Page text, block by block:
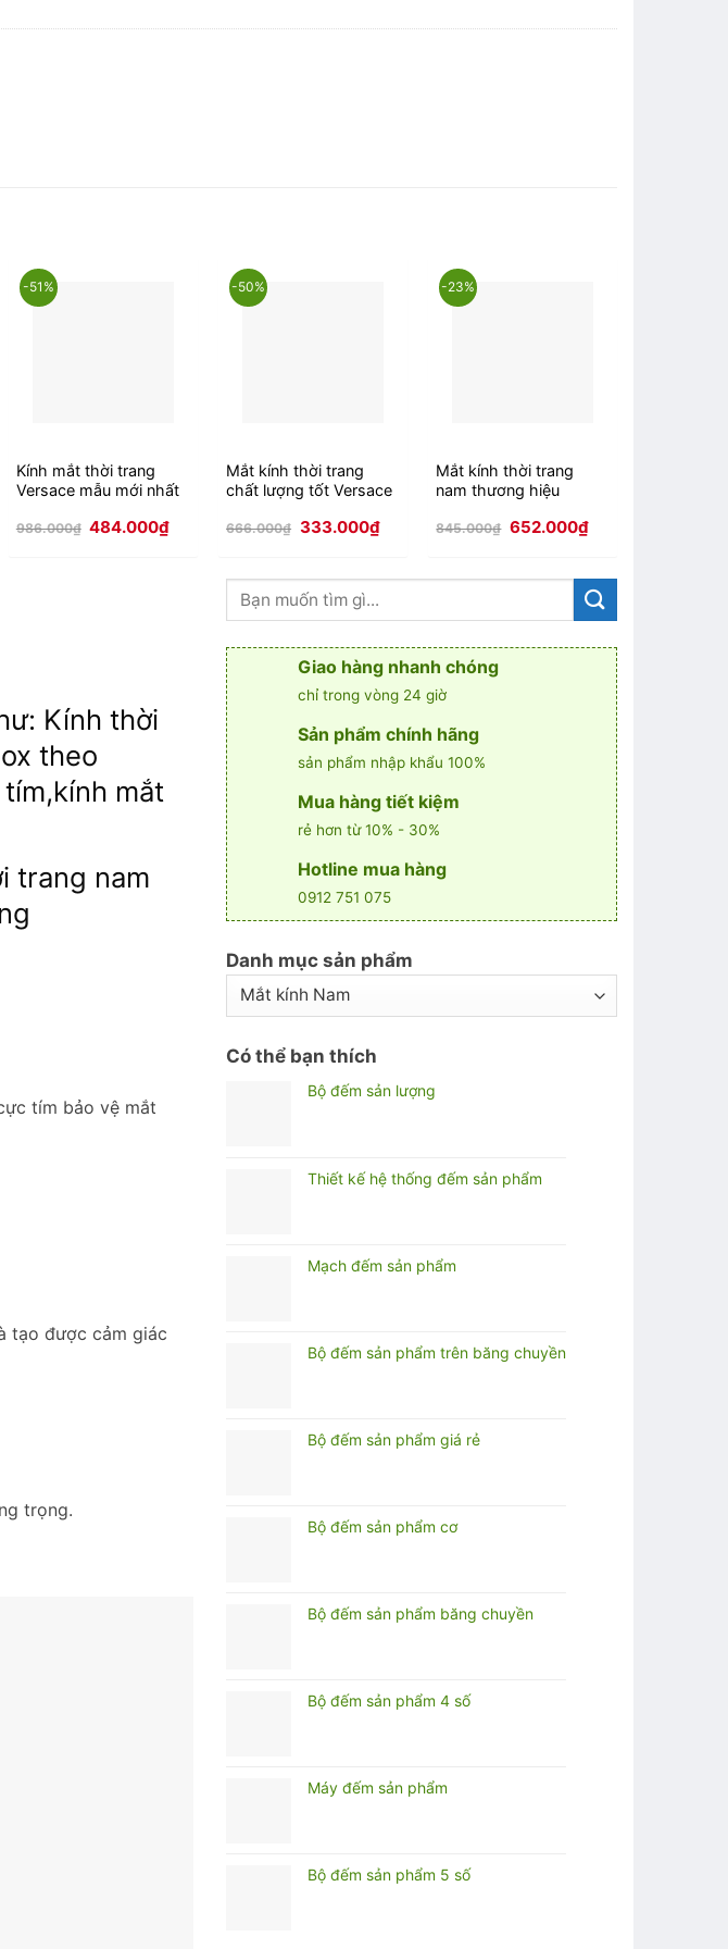
-51%
Kính mắt thời trang
Versace mẫu mới nhất
986.000₫ Giá
gốc
484.000₫Giá
484.000₫.
-50%
Mắt kính thời trang
chất lượng tốt Versace
hành 1 năm - 2026
666.000₫ Giá
gốc
333.000₫Giá
hiện
333.000₫.
-23%
Mắt kính thời trang
nam thương hiệu
845.000₫ Giá
gốc
652.000₫Giá
652.000₫.
Kính thời
theo
mắt
trang nam
tím bảo vệ mắt
tạo được cảm giác
trọng.
Giao hàng nhanh chóng
chỉ trong vòng 24 giờ
Sản phẩm chính hãng
sản phẩm nhập khẩu 100%
Mua hàng tiết kiệm
rẻ hơn từ 10% - 30%
Hotline mua hàng
0912 751 075
Danh mục sản phẩm
Có thể bạn thích
Bộ đếm sản lượng
Thiết kế hệ thống đếm sản phẩm
Mạch đếm sản phẩm
Bộ đếm sản phẩm trên băng chuyền
Bộ đếm sản phẩm giá rẻ
Bộ đếm sản phẩm cơ
Bộ đếm sản phẩm băng chuyền
Bộ đếm sản phẩm 4 số
Máy đếm sản phẩm
Bộ đếm sản phẩm 5 số